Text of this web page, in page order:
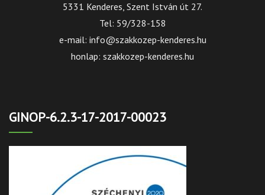
5331 Kenderes, Szent István út 27.
Tel: 59/328-158
e-mail: info@szakkozep-kenderes.hu
honlap: szakkozep-kenderes.hu
GINOP-6.2.3-17-2017-00023